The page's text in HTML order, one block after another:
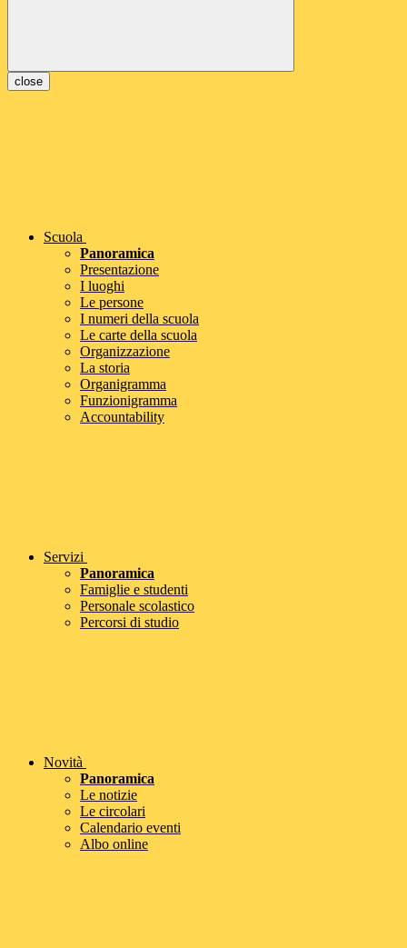
close
Scuola
Panoramica
Presentazione
I luoghi
Le persone
I numeri della scuola
Le carte della scuola
Organizzazione
La storia
Organigramma
Funzionigramma
Accountability
Servizi
Panoramica
Famiglie e studenti
Personale scolastico
Percorsi di studio
Novità
Panoramica
Le notizie
Le circolari
Calendario eventi
Albo online